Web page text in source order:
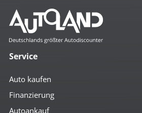
Komfort
2- Zonen Klimaautomatik
4x el. Fensterheber
Anfahrassistent
Auto Hold
autom. abblendender Innenspiegel
Service
Auto kaufen
Finanzierung
Autoankauf